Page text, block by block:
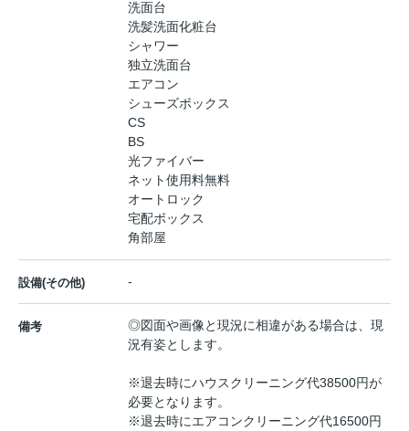
洗面台
洗髪洗面化粧台
シャワー
独立洗面台
エアコン
シューズボックス
CS
BS
光ファイバー
ネット使用料無料
オートロック
宅配ボックス
角部屋
設備(その他) -
備考
◎図面や画像と現況に相違がある場合は、現
況有姿とします。
※退去時にハウスクリーニング代38500円が
必要となります。
※退去時にエアコンクリーニング代16500円